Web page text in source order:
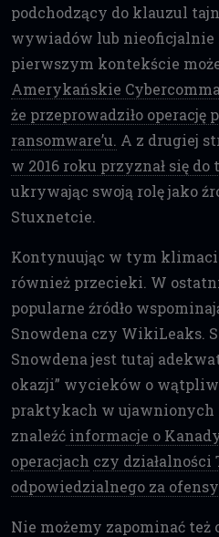
podchodzący do klauzul
wywiadów lub nieoficjalnie
pierwszym kontekście
Amerykańskie
że przeprowadziło operację
ransomware’u. A z drugiej
w 2016 roku przyznał się do
ukrywając swoją rolę jako
Stuxnetcie.
Kontynuując w tym
również przecieki. W
popularne źródło
Snowdena czy WikiLeaks.
Snowdena jest tutaj
okazji” wycieków o
praktykach w ujawnionych
znaleźć informacje o
operacjach czy działalności
odpowiedzialnego za
Nie możemy zapominać też